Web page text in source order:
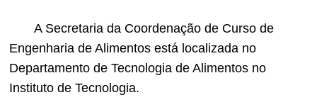
A Secretaria da Coordenação de Curso de
Engenharia de Alimentos está localizada no
Departamento de Tecnologia de Alimentos no
Instituto de Tecnologia.